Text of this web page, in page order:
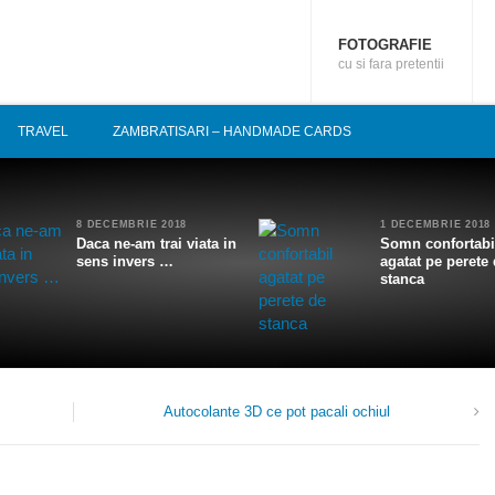
FOTOGRAFIE
cu si fara pretentii
TRAVEL ZAMBRATISARI – HANDMADE CARDS
8 DECEMBRIE 2018
Daca ne-am trai viata in
sens invers …
1 DECEMBRIE 2018
Somn
agatat pe perete
stanca
Autocolante 3D ce pot pacali ochiul